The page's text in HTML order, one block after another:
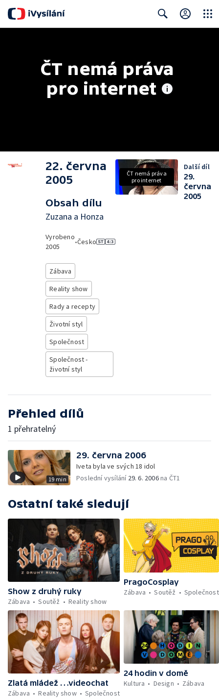
ČT nemá práva
pro internet
22. června
2005
Obsah dílu
Zuzana a Honza
Vyrobeno
2005
•Česko
Zábava
Reality show
Rady a recepty
Životní styl
Společnost
Společnost -
životní styl
ČT nemá práva
pro internet
Další díl
29.
června
2005
Přehled dílů
1 přehratelný
19 min
29. června 2006
Iveta byla ve svých 18 idol
Poslední vysílání 29. 6. 2006na ČT1
Ostatní také sledují
Show z druhý ruky
Zábava
Soutěž Reality show
PragoCosplay
Zábava
Soutěž Společnost
Zlatá mládež …videochat
Zábava
Reality show Společnost
24 hodin v domě
Kultura
Design Zábava